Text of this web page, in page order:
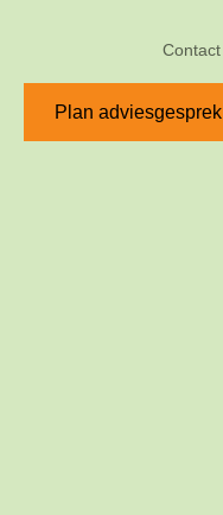
Contact
Plan adviesgesprek